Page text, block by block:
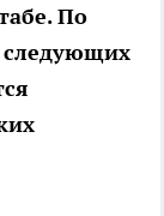
По
следующих